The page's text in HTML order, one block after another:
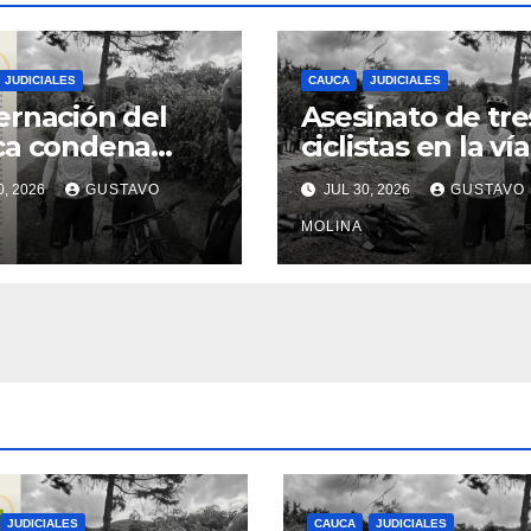
JUDICIALES
del
condena
de tres
y exige
urgentes
2026 GUSTAVO
CAUCA JUDICIALES
Asesinato de
ciclistas en la vía
Totoró – Silvia,
genera
consternación
Cauca
JUL 30, 2026 GUSTAVO
MOLINA
JUDICIALES CAUCA JUDICIALES